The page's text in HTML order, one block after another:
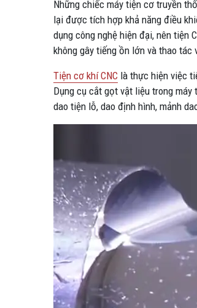
Những chiếc máy tiện cơ truyền
lại được tích hợp khả năng điều
dụng công nghệ hiện đại, nên tiện
không gây tiếng ồn lớn và thao tác
Tiện cơ khí CNC là thực hiện việc
Dụng cụ cắt gọt vật liệu trong máy
dao tiện lỗ, dao định hình, mảnh